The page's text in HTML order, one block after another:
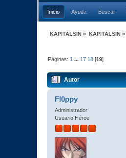
Inicio Ayuda Buscar
KAPITALSIN » KAPITALSIN»
Páginas: 1 ... 17 18 [19]
Autor
Fl0ppy
Administrador
Usuario Héroe